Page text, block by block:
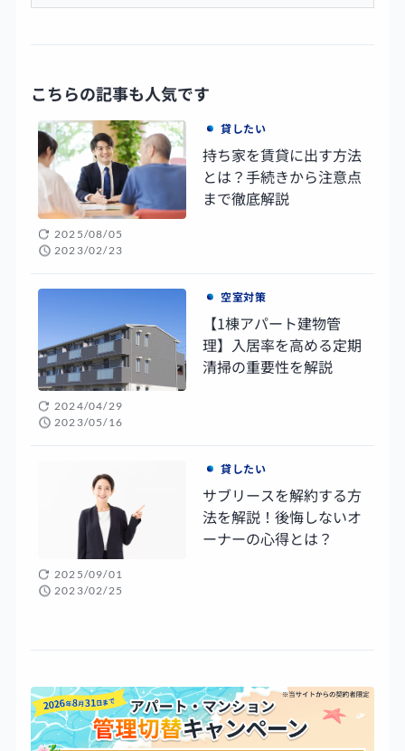
こちらの記事も人気です
持ち家を賃貸に出す方法
とは？手続きから注意点
まで徹底解説
貸したい
2025/08/05
2023/02/23
【1棟アパート建物管
理】入居率を高める定期
清掃の重要性を解説
空室対策
2024/04/29
2023/05/16
サブリースを解約する方
法を解説！後悔しないオ
ーナーの心得とは？
貸したい
2025/09/01
2023/02/25